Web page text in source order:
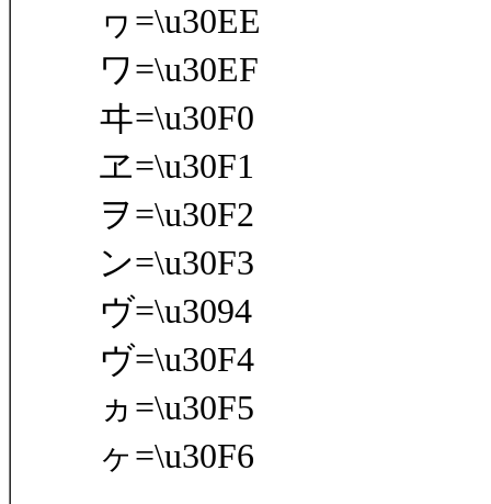
ヮ=\u30EE
ワ=\u30EF
ヰ=\u30F0
ヱ=\u30F1
ヲ=\u30F2
ン=\u30F3
ヴ=\u3094
ヴ=\u30F4
ヵ=\u30F5
ヶ=\u30F6